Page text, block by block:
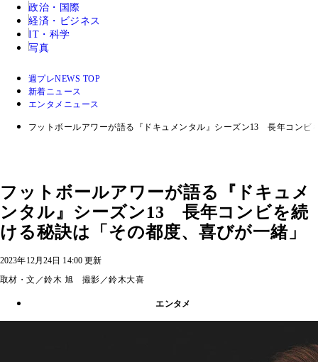
政治・国際
経済・ビジネス
IT・科学
写真
週プレNEWS TOP
新着ニュース
エンタメニュース
フットボールアワーが語る『ドキュメンタル』シーズン13 長年コンビ
フットボールアワーが語る『ドキュメ
ンタル』シーズン13 長年コンビを続
ける秘訣は「その都度、喜びが一緒」
2023年12月24日 14:00 更新
取材・文／鈴木 旭 撮影／鈴木大喜
エンタメ